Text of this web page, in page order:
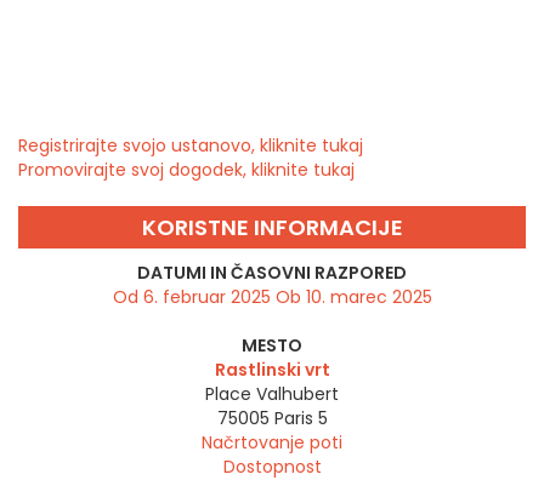
Registrirajte svojo ustanovo, kliknite tukaj
Promovirajte svoj dogodek, kliknite tukaj
KORISTNE INFORMACIJE
DATUMI IN ČASOVNI RAZPORED
Od 6. februar 2025 Ob 10. marec 2025
MESTO
Rastlinski vrt
Place Valhubert
75005 Paris 5
Načrtovanje poti
Dostopnost